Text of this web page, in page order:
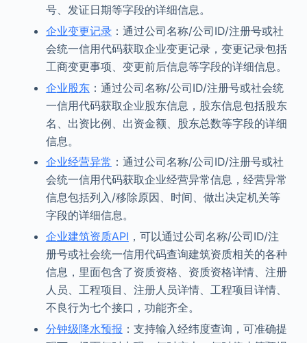
号、发证日期等字段的详细信息。
企业变更记录：通过公司名称/公司ID/注册号或社
会统一信用代码获取企业变更记录，变更记录包括
工商变更事项、变更前后信息等字段的详细信息。
企业股东：通过公司名称/公司ID/注册号或社会统
一信用代码获取企业股东信息，股东信息包括股东
名、出资比例、出资金额、股东总数等字段的详细
信息。
企业经营异常 ：通过公司名称/公司ID/注册号或社
会统一信用代码获取企业经营异常信息，经营异常
信息包括列入/移除原因、时间、做出决定机关等
字段的详细信息。
企业建筑资质API ，可以通过公司名称/公司ID/注
册号或社会统一信用代码查询建筑资质相关的各种
信息，里面包含了资质资格、资质资格详情、注册
人员、工程项目、注册人员详情、工程项目详情、
不良行为七个接口，功能齐全。
分钟级降水预报 ：支持输入经纬度查询，可准确提